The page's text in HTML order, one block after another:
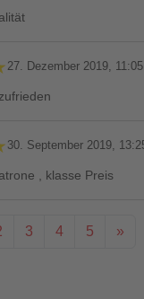
27. Dezember 2019, 11:05
30. September 2019,
, klasse Preis
3 4 5 »